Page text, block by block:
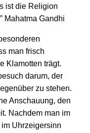
ist die Religion
Mahatma Gandhi
man frisch
Klamotten trägt.
darum, der
zu stehen.
Anschauung, den
Nachdem man im
im Uhrzeigersinn